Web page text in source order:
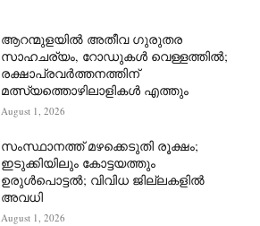
ആറന്മുളയില്‍ അതീവ ഗുരുതര
സാഹചര്യം, റോഡുകള്‍ വെള്ളത്തില്‍;
രക്ഷാപ്രവര്‍ത്തനത്തിന്
മത്സ്യത്തൊഴിലാളികള്‍ എത്തും
August 1, 2026
സംസ്ഥാനത്ത് മഴക്കെടുതി രൂക്ഷം;
ഇടുക്കിയിലും കോട്ടയത്തും
ഉരുള്‍പൊട്ടല്‍; വിവിധ ജില്ലകളില്‍
അവധി
August 1, 2026